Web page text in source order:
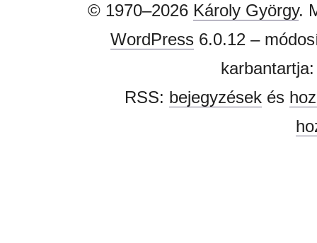
© 1970–2026 Károly György.
WordPress6.0.12 –
RSS: bejegyzésekés